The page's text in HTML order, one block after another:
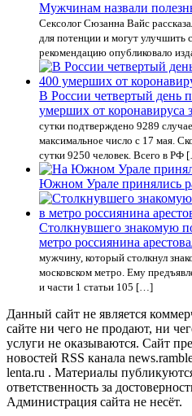
Мужчинам назвали
Сексолог Сюзанна Вайс
для потенции и могут
рекомендацию опубликовало
В России четвертый день
умерших от коронавируса
сутки подтверждено 9289
максимальное число с 17 мая.
сутки 9250 человек. Всего в РФ
Южном Урале принялись
Столкнувшего знакомую
метро россиянина
мужчину, который столкнул
московском метро. Ему
и части 1 статьи 105 […]
Данный сайт не является
сайте ни чего не продают, ни
услуги не оказываются. Сайт
новостей RSS канала
lenta.ru . Материалы
ответственность за
Администрация сайта не несёт.